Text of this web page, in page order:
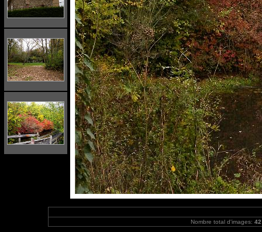
Nombre total d'images: 42